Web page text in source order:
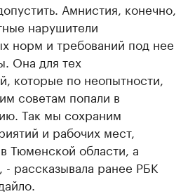
Амнистия, конечно,
нарушители
норм и требований под нее
Она для тех
которые по неопытности,
советам попали в
Так мы сохраним
и рабочих мест,
Тюменской области, а
рассказывала ранее РБК